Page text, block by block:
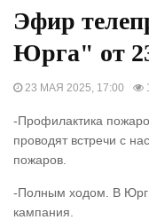
Эфир
Юрга" от
23 МАЯ 2025, 17:00
-Профилактика
проводят встречи с
пожаров.
-Полным ходом. В
кампания.